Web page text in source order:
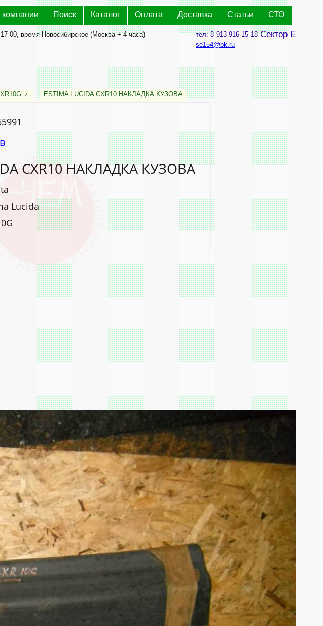
Поиск Каталог Оплата Доставка Статьи СТО
Сектор Е
тел: 8-913-916-15-18
se154@bk.ru
00, время Новосибирское (Москва + 4 часа)
› ESTIMA LUCIDA CXR10 НАКЛАДКА КУЗОВА
CXR10 НАКЛАДКА КУЗОВА
Lucida